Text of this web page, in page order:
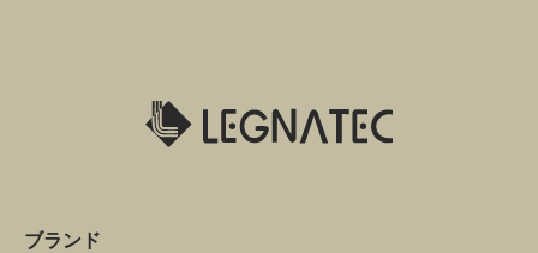
ブランド